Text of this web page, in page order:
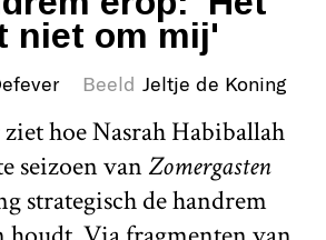
niet om mij'
Beeld Jeltje de Koning
hoe Nasrah Habiballah
seizoen vanZomergasten
strategisch de handrem